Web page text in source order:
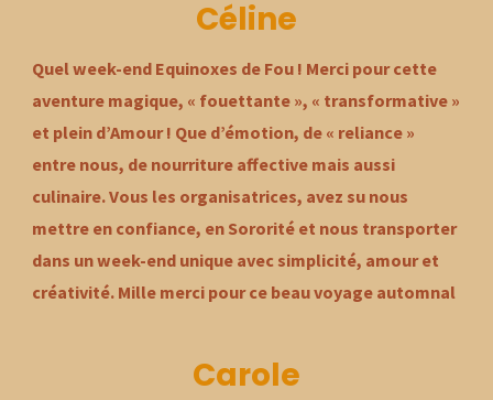
Céline
Quel week-end Equinoxes de Fou ! Merci pour cette
aventure magique, « fouettante », « transformative »
et plein d’Amour ! Que d’émotion, de « reliance »
entre nous, de nourriture affective mais aussi
culinaire. Vous les organisatrices, avez su nous
mettre en confiance, en Sororité et nous transporter
dans un week-end unique avec simplicité, amour et
créativité. Mille merci pour ce beau voyage automnal
Carole